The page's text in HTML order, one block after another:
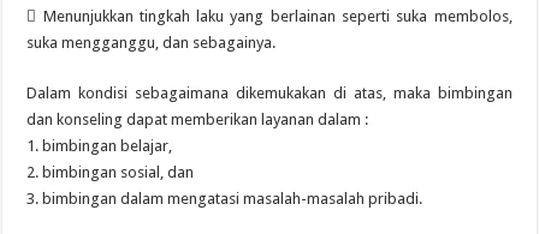
 Menunjukkan tingkah laku yang berlainan seperti suka membolos,
suka mengganggu, dan sebagainya.
Dalam kondisi sebagaimana dikemukakan di atas, maka bimbingan
dan konseling dapat memberikan layanan dalam :
1. bimbingan belajar,
2. bimbingan sosial, dan
3. bimbingan dalam mengatasi masalah-masalah pribadi.